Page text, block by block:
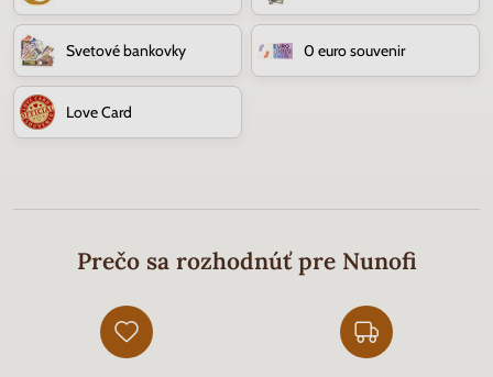
Svetové bankovky 0 euro souvenir
Love Card
Prečo sa rozhodnúť pre Nunofi